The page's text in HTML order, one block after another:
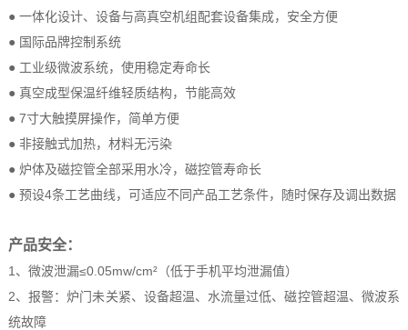
● 一体化设计、设备与高真空机组配套设备集成，安全方便
● 国际品牌控制系统
● 工业级微波系统，使用稳定寿命长
● 真空成型保温纤维轻质结构，节能高效
● 7寸大触摸屏操作，简单方便
● 非接触式加热，材料无污染
● 炉体及磁控管全部采用水冷，磁控管寿命长
● 预设4条工艺曲线，可适应不同产品工艺条件，随时保存及调出数据
产品安全：
1、微波泄漏≤0.05mw/cm²（低于手机平均泄漏值）
2、报警：炉门未关紧、设备超温、水流量过低、磁控管超温、微波系
统故障